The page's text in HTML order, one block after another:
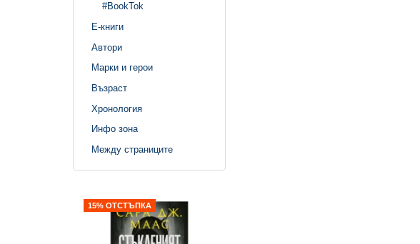
#BookTok
Е-книги
Автори
Марки и герои
Възраст
Хронология
Инфо зона
Между страниците
15% ОТСТЪПКА